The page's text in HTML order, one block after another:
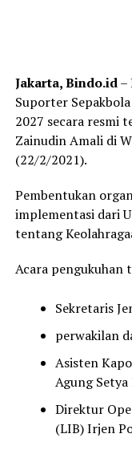
Jakarta, Bindo.id–
Suporter
2027 secara resmi
Zainudin Amali di
(22/2/2021).
Pembentukan
implementasi dari
tentang
Acara pengukuhan
Sekretaris
perwakilan
Asisten
Agung
Direktur
(LIB) Irjen